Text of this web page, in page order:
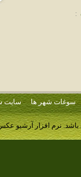
:
سوغات شهر ها سایت
باشد.نرم افزار آرشیو